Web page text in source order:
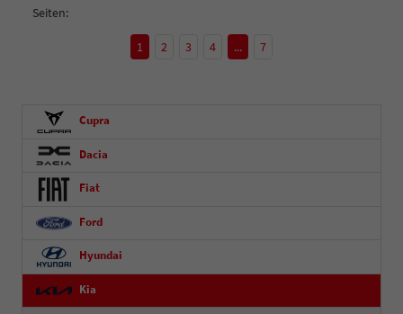
Seiten:
1 2 3 4 ... 7
Cupra
Dacia
Fiat
Ford
Hyundai
Kia